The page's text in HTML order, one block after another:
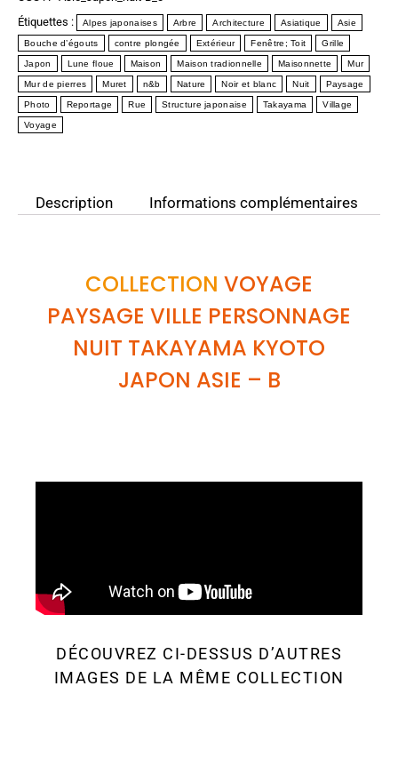
Étiquettes :
Alpes japonaises Arbre Architecture Asiatique Asie
Bouche d’égouts contre plongée Extérieur Fenêtre; Toit Grille
Japon Lune floue Maison Maison tradionnelle Maisonnette Mur
Mur de pierres Muret n&b Nature Noir et blanc Nuit Paysage
Photo Reportage Rue Structure japonaise Takayama Village
Voyage
Description Informations complémentaires
COLLECTION VOYAGE
PAYSAGE VILLE PERSONNAGE
NUIT TAKAYAMA KYOTO
JAPON ASIE – B
DÉCOUVREZ CI-DESSUS D’AUTRES
IMAGES DE LA MÊME COLLECTION